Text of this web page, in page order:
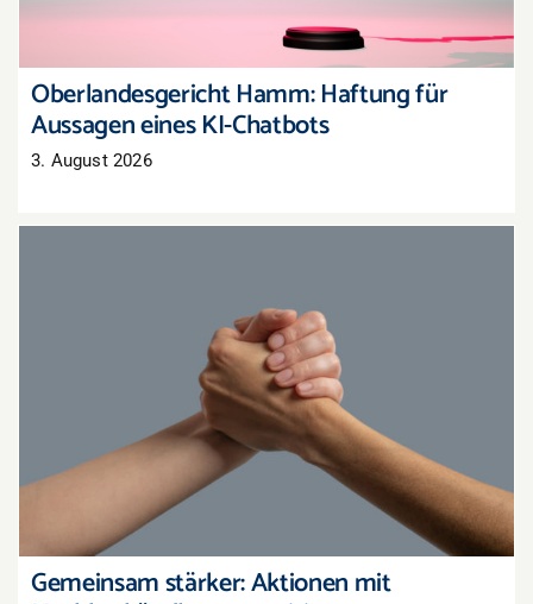
Oberlandesgericht Hamm: Haftung für
Aussagen eines KI-Chatbots
3. August 2026
Gemeinsam stärker: Aktionen mit
Nachbarhändlern organisieren
Gemeinsam stärker: Aktionen mit